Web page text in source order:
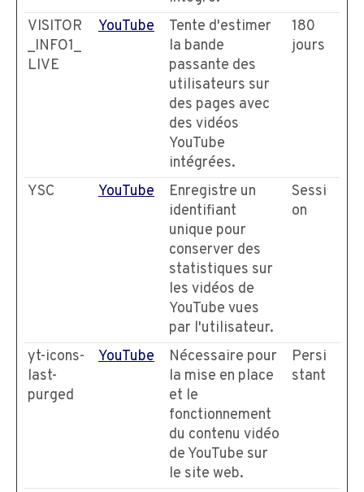
VISITOR
_INFO1_
LIVE
YouTube
Tente d'estimer
la bande
passante des
utilisateurs sur
des pages avec
des vidéos
YouTube
intégrées.
180
jours
YSC YouTube
Enregistre un
identifiant
unique pour
conserver des
statistiques sur
les vidéos de
YouTube vues
par l'utilisateur.
Sessi
on
yt-icons-
last-
purged
YouTube
Nécessaire pour
la mise en place
et le
fonctionnement
du contenu vidéo
de YouTube sur
le site web.
Persi
stant